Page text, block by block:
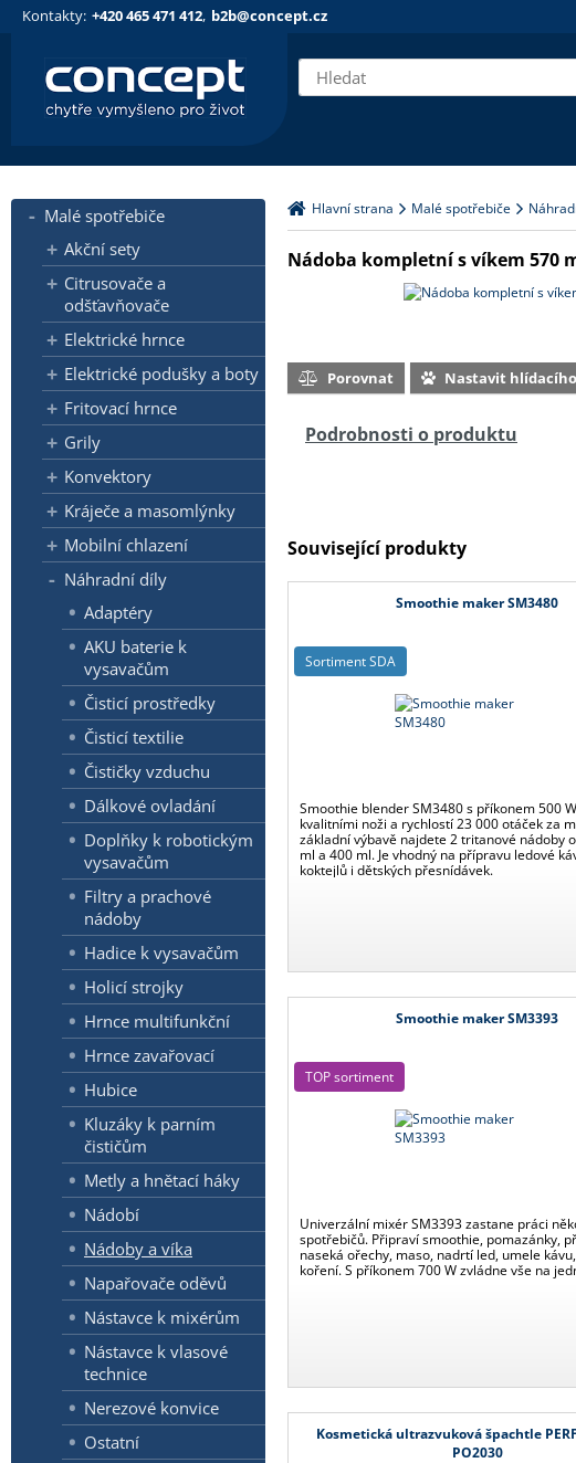
Kontakty: +420 465 471 412, b2b@concept.cz
Malé spotřebiče
Akční sety
Citrusovače a
odšťavňovače
Elektrické hrnce
Elektrické podušky a boty
Fritovací hrnce
Grily
Konvektory
Kráječe a masomlýnky
Mobilní chlazení
Náhradní díly
Adaptéry
AKU baterie k
vysavačům
Čisticí prostředky
Čisticí textilie
Čističky vzduchu
Dálkové ovladání
Doplňky k robotickým
vysavačům
Filtry a prachové
nádoby
Hadice k vysavačům
Holicí strojky
Hrnce multifunkční
Hrnce zavařovací
Hubice
Kluzáky k parním
čističům
Metly a hnětací háky
Nádobí
Nádoby a víka
Napařovače oděvů
Nástavce k mixérům
Nástavce k vlasové
technice
Nerezové konvice
Ostatní
Hlavní strana Malé spotřebiče
Nádoba kompletní s víkem 570
Porovnat Nastavit
Podrobnosti o produktu
Související produkty
Smoothie maker SM3480
Smoothie blender SM3480 s příkonem 500
kvalitními noži a rychlostí 23 000 otáček za
základní výbavě najdete 2 tritanové nádoby
ml a 400 ml. Je vhodný na přípravu ledové
koktejlů i dětských přesnídávek.
Sortiment SDA
Smoothie maker SM3393
Univerzální mixér SM3393 zastane práci
spotřebičů. Připraví smoothie, pomazánky,
naseká ořechy, maso, nadrtí led, umele
koření. S příkonem 700 W zvládne vše na
TOP sortiment
Kosmetická ultrazvuková špachtle
PO2030